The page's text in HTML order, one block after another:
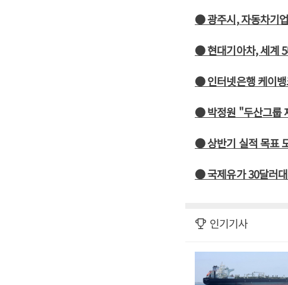
● 광주시, 자동차기
● 현대기아차, 세계
● 인터넷은행 케이뱅
● 박정원 "두산그룹
● 상반기 실적 목표
● 국제유가 30달러
인기기사